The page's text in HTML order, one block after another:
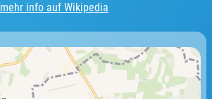
mehr info auf Wikipedia